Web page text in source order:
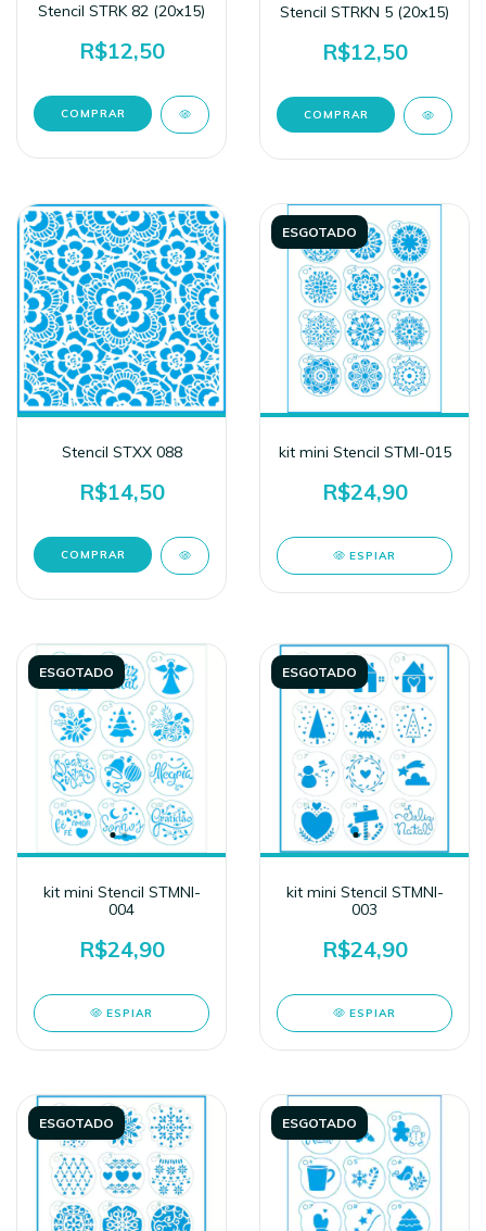
Stencil STRK 82 (20x15)
R$12,50
Stencil STRKN 5 (20x15)
R$12,50
Stencil STXX 088
R$14,50
ESGOTADO
kit mini Stencil STMI-015
R$24,90
ESPIAR
ESGOTADO
kit mini Stencil STMNI-
004
R$24,90
ESPIAR
ESGOTADO
kit mini Stencil STMNI-
003
R$24,90
ESPIAR
ESGOTADO ESGOTADO